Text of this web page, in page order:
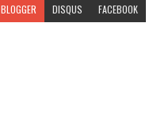
BLOGGER DISQUS FACEBOOK